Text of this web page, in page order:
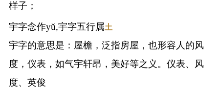
样子；
宇字念作yǔ,宇字五行属土
宇字的意思是：屋檐，泛指房屋，也形容人的风
度，仪表，如气宇轩昂，美好等之义。仪表、风
度、英俊